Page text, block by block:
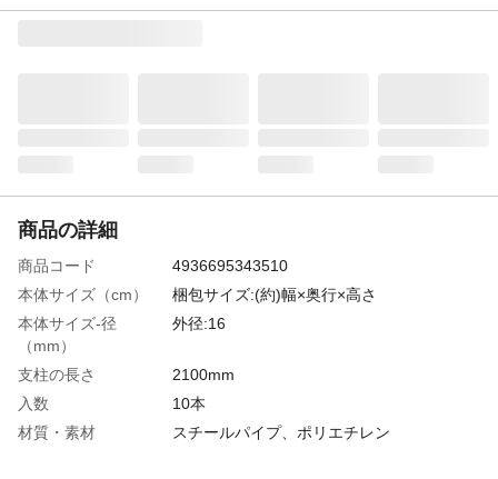
商品の詳細
商品コード
4936695343510
本体サイズ（cm）
梱包サイズ:(約)幅×奥行×高さ
本体サイズ-径
（mm）
外径:16
支柱の長さ
2100mm
入数
10本
材質・素材
スチールパイプ、ポリエチレン